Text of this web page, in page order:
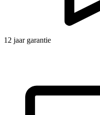
12 jaar garantie